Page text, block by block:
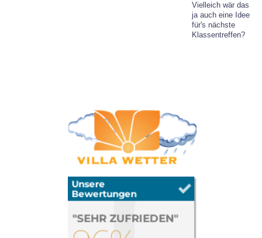
Vielleich wär das
ja auch eine Idee
für's nächste
Klassentreffen?